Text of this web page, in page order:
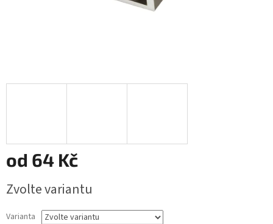
od 64 Kč
cena:
Zvolte variantu
Varianta